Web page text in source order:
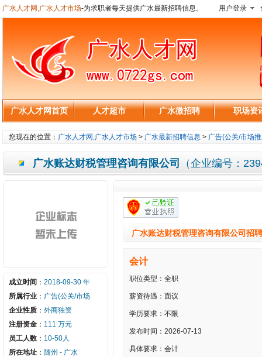
广水人才网,广水人才市场-为求职者每天提供广水最新招聘信息。 用户登录
广水人才网首页 人才超市 广水微招聘 职场资
您现在的位置： 广水人才网,广水人才市场 > 广水最新招聘信息 > 广告(公关/市场
广水账达财税管理咨询有限公司 （企业编号：
成立时间 ： 2018-09-30 年
所属行业 ： 广告(公关/市场
企业性质 ： 外商独资
注册资金 ： 111 万元
员工人数 ： 10-50人
所在地址 ： 随州 - 广水
广水账达财税管理咨询有限公司招
会计
职位类型：全职
薪资待遇：面议
学历要求：不限
发布时间：2026-07-13
具体要求：会计